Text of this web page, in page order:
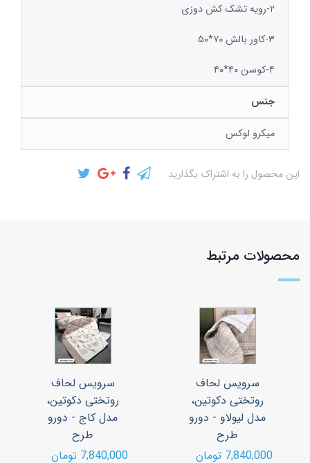
۲-رویه تشک کش دوزی
۳-کاور بالش ۷۰*۵۰
۴-کوسن ۴۰*۴۰
جنس
میکرو لوکس
این محصول را به اشتراک بگذارید
محصولات مرتبط
سرویس لحاف
روتختی دکوتین،
مدل لیولاو - دورو
طرح
7,840,000 تومان
سرویس لحاف
روتختی دکوتین،
مدل کاج - دورو
طرح
7,840,000 تومان